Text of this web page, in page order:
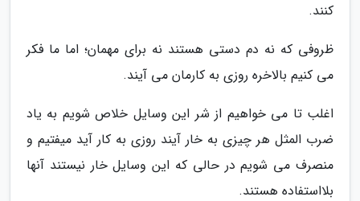
کنند.
ظروفی که نه دم دستی هستند نه برای مهمان؛ اما ما فکر
می کنیم بالاخره روزی به کارمان می آیند.
اغلب تا می خواهیم از شر این وسایل خلاص شویم به یاد
ضرب المثل هر چیزی به خار آیند روزی به کار آید میفتیم و
منصرف می شویم در حالی که این وسایل خار نیستند آنها
بلااستفاده هستند.